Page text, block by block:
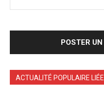
ACTUALITÉ POPULAIRE LIÉE